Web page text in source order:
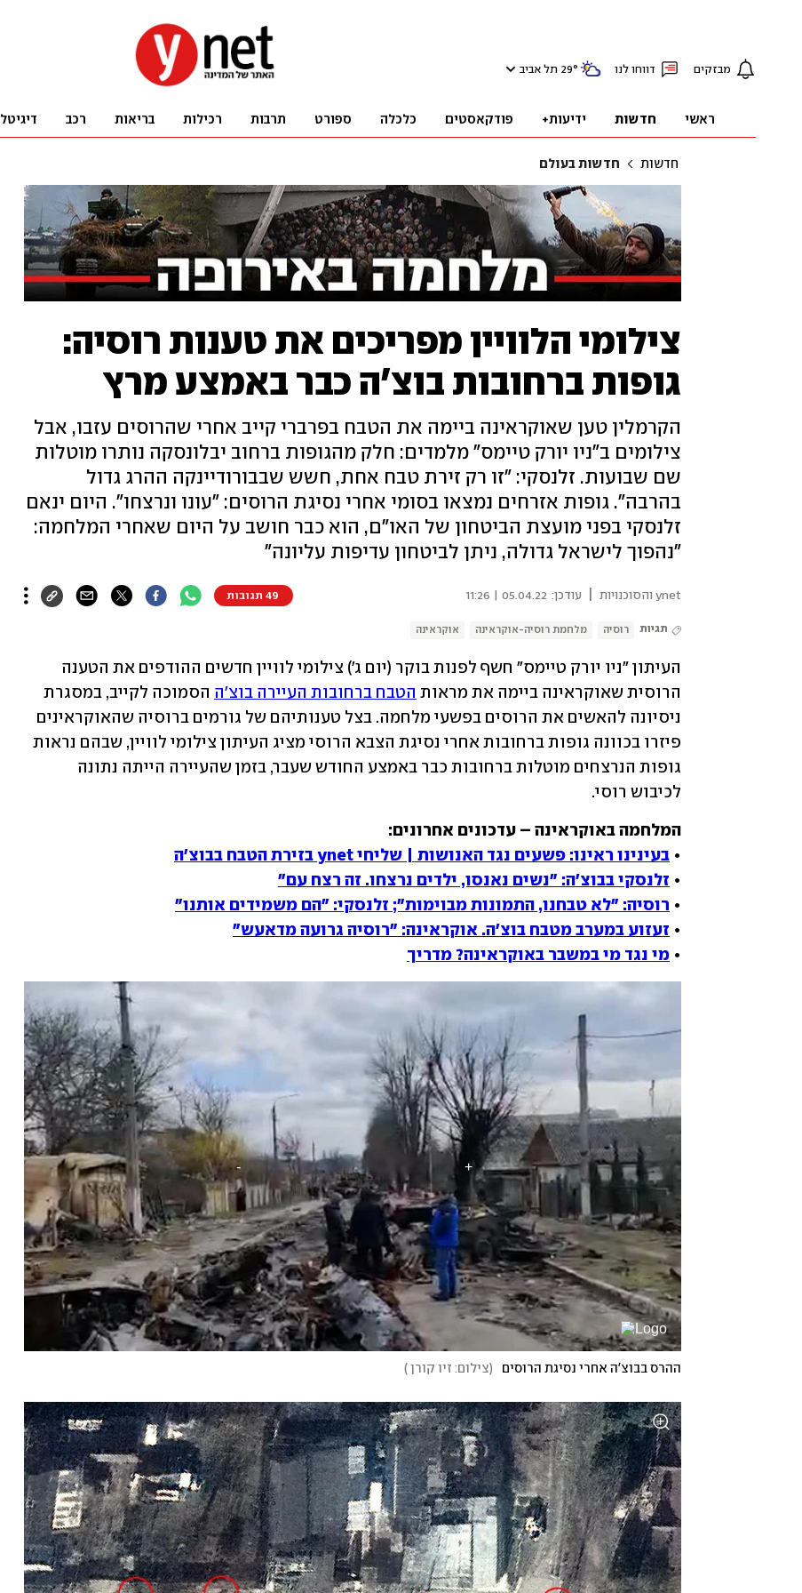
מבזקים דווחו לנו 29° תל אביב
ראשי חדשות ידיעות+ פודקאסטים כלכלה ספורט תרבות רכילות בריאות רכב דיגיטל
חדשות חדשות בעולם
צילומי הלוויין מפריכים את טענות רוסיה:
גופות ברחובות בוצ'ה כבר באמצע מרץ
הקרמלין טען שאוקראינה ביימה את הטבח בפרברי קייב אחרי שהרוסים עזבו, אבל
צילומים ב"ניו יורק טיימס" מלמדים: חלק מהגופות ברחוב יבלונסקה נותרו מוטלות
שם שבועות. זלנסקי: "זו רק זירת טבח אחת, חשש שבבורודיינקה ההרג גדול
בהרבה". גופות אזרחים נמצאו בסומי אחרי נסיגת הרוסים: "עונו ונרצחו". היום ינאם
זלנסקי בפני מועצת הביטחון של האו"ם, הוא כבר חושב על היום שאחרי המלחמה:
"נהפוך לישראל גדולה, ניתן לביטחון עדיפות עליונה"
ynet והסוכנויות עודכן: 05.04.22 | 11:26 49 תגובות
תגיות רוסיה מלחמת רוסיה-אוקראינה אוקראינה
הרוסית שאוקראינה ביימה את מראות הטבח ברחובות העיירה בוצ'ה
לכיבוש רוסי.
• בעינינו ראינו: פשעים נגד האנושות | שליחי ynet בזירת הטבח בבוצ'ה
• זלנסקי בבוצ'ה: "נשים נאנסו, ילדים נרצחו. זה רצח עם"
• רוסיה: "לא טבחנו, התמונות מבוימות"; זלנסקי: "הם משמידים אותנו"
• זעזוע במערב מטבח בוצ'ה. אוקראינה: "רוסיה גרועה מדאעש"
• מי נגד מי במשבר באוקראינה? מדריך
ההרס בבוצ'ה אחרי נסיגת הרוסים (צילום: זיו קורן )